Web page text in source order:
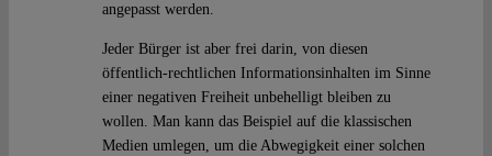
angepasst werden.
Jeder Bürger ist aber frei darin, von diesen
öffentlich-rechtlichen Informationsinhalten im Sinne
einer negativen Freiheit unbehelligt bleiben zu
wollen. Man kann das Beispiel auf die klassischen
Medien umlegen, um die Abwegigkeit einer solchen